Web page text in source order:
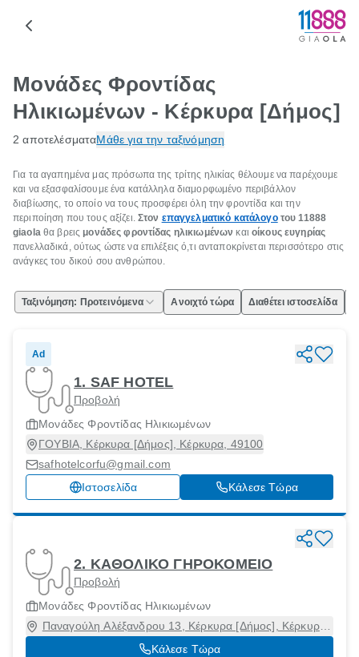
Μονάδες Φροντίδας
Ηλικιωμένων - Κέρκυρα [Δήμος]
2 αποτελέσματαΜάθε για την ταξινόμηση
Για τα αγαπημένα μας πρόσωπα της τρίτης ηλικίας θέλουμε να παρέχουμε
και να εξασφαλίσουμε ένα κατάλληλα διαμορφωμένο περιβάλλον
διαβίωσης, το οποίο να τους προσφέρει όλη την φροντίδα και την
περιποίηση που τους αξίζει. Στον επαγγελματικό κατάλογοτου 11888
giaola θα βρεις μονάδες φροντίδας ηλικιωμένων καιοίκους ευγηρίας
πανελλαδικά, ούτως ώστε να επιλέξεις ό,τι ανταποκρίνεται περισσότερο στις
ανάγκες του δικού σου ανθρώπου.
Ταξινόμηση: Προτεινόμενα Ανοιχτό τώρα Διαθέτει ιστοσελίδα
Ad
1. SAF HOTEL
Προβολή
Μονάδες Φροντίδας Ηλικιωμένων
ΓΟΥΒΙΑ, Κέρκυρα [Δήμος], Κέρκυρα, 49100
safhotelcorfu@gmail.com
Ιστοσελίδα
Κάλεσε Τώρα
2. ΚΑΘΟΛΙΚΟ ΓΗΡΟΚΟΜΕΙΟ
Προβολή
Μονάδες Φροντίδας Ηλικιωμένων
Παναγούλη Αλέξανδρου 13, Κέρκυρα [Δήμος], Κέρκυρα,
49100
Κάλεσε Τώρα